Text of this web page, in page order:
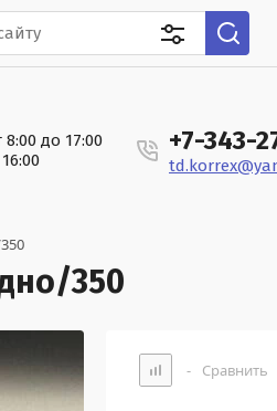
до 17:00
+7-343-
350
- Сравнить